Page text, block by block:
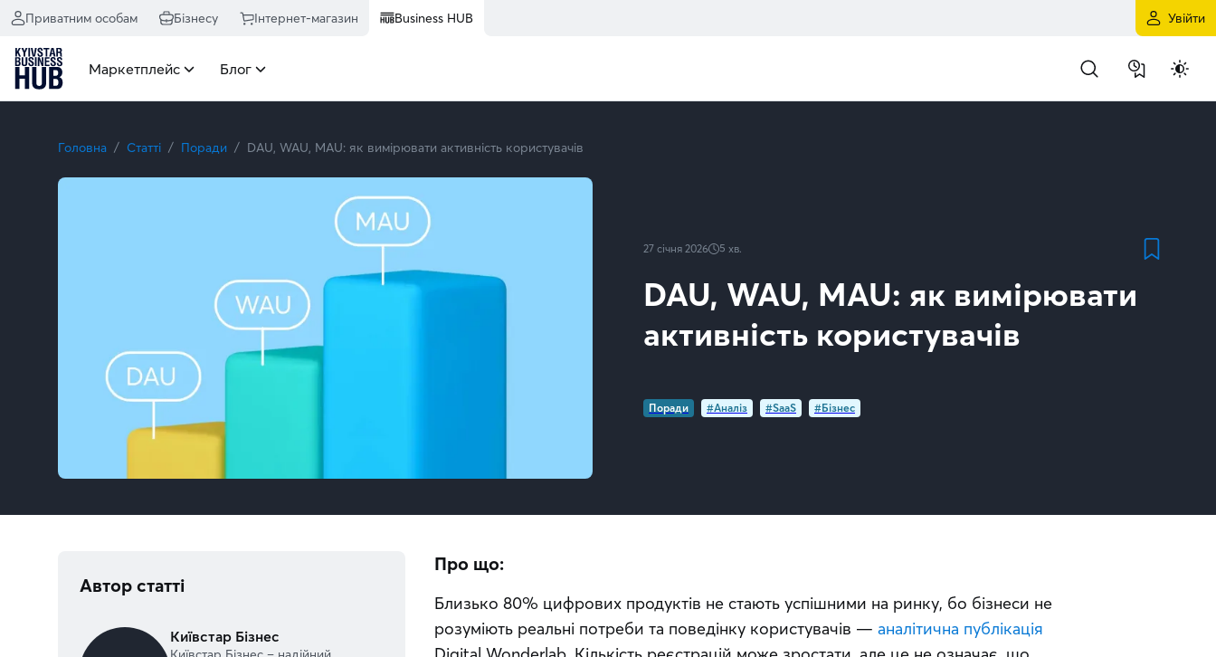
Приватним особам Бізнесу Інтернет-магазин Business HUB Увійти
Маркетплейс Блог
Головна Статті Поради DAU, WAU, MAU: як вимірювати активність користувачів
27 січня 2026 5 хв.
DAU, WAU, MAU: як вимірювати
активність користувачів
Поради #Аналіз #SaaS #Бізнес
Про що:
Близько 80% цифрових продуктів не стають успішними на ринку, бо бізнеси не
розуміють реальні потреби та поведінку користувачів — аналітична публікація
Автор статті
Київстар Бізнес